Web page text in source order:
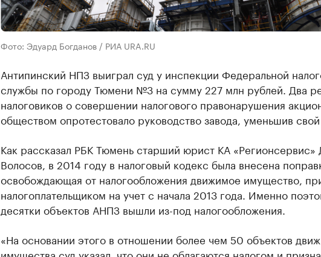
Фото: Эдуард Богданов / РИА URA.RU
Антипинский НПЗ выиграл суд у инспекции Федеральной
службы по городу Тюмени №3 на сумму 227 млн рублей. Два
налоговиков о совершении налогового правонарушения
обществом опротестовало руководство завода, уменьшив
Как рассказал РБК Тюмень старший юрист КА «Регионсервис»
Волосов, в 2014 году в налоговый кодекс была внесена
освобождающая от налогообложения движимое имущество,
налогоплательщиком на учет с начала 2013 года. Именно
десятки объектов АНПЗ вышли из-под налогообложения.
«На основании этого в отношении более чем 50 объектов